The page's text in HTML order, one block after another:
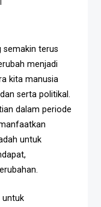
semakin terus
menjadi
kita manusia
serta politikal.
dalam periode
untuk
untuk